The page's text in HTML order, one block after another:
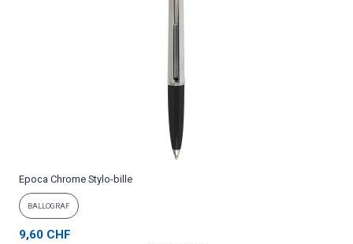
Epoca Chrome Stylo-bille
BALLOGRAF
9,60 CHF